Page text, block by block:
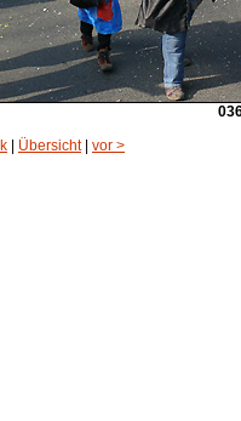
Übersicht| vor >